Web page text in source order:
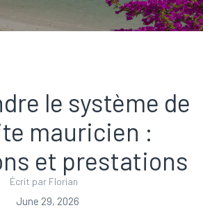
le système de
mauricien :
et prestations
Écrit par Florian
June 29, 2026